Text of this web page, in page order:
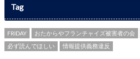
Tag
FRIDAY おたからやフランチャイズ被害者の会
必ず読んでほしい
情報提供義務違反